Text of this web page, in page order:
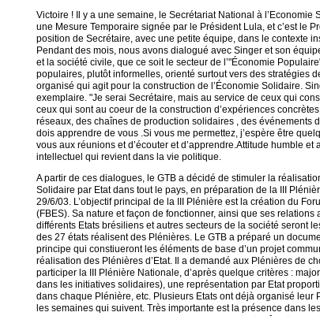
Victoire ! Il y a une semaine, le Secrétariat National à l’Economie
une Mesure Temporaire signée par le Président Lula, et c’est le
position de Secrétaire, avec une petite équipe, dans le contexte
Pendant des mois, nous avons dialogué avec Singer et son
et la société civile, que ce soit le secteur de l’"Économie
populaires, plutôt informelles, orienté surtout vers des stratégies
organisé qui agit pour la construction de l’Économie Solidaire.
exemplaire. "Je serai Secrétaire, mais au service de ceux qui
ceux qui sont au coeur de la construction d’expériences
réseaux, des chaînes de production solidaires , des événements
dois apprendre de vous .Si vous me permettez, j’espère être
vous aux réunions et d’écouter et d’apprendre.Attitude humble
intellectuel qui revient dans la vie politique.
A partir de ces dialogues, le GTB a décidé de stimuler la
Solidaire par Etat dans tout le pays, en préparation de la III
29/6/03. L’objectif principal de la III Plénière est la création du
(FBES). Sa nature et façon de fonctionner, ainsi que ses relations
différents Etats brésiliens et autres secteurs de la société seront
des 27 états réalisent des Plénières. Le GTB a préparé un
principe qui constiueront les éléments de base d’un projet
réalisation des Plénières d’Etat. Il a demandé aux Plénières de
participer la III Plénière Nationale, d’après quelque critères :
dans les initiatives solidaires), une représentation par Etat
dans chaque Plénière, etc. Plusieurs Etats ont déjà organisé leur
les semaines qui suivent. Très importante est la présence dans